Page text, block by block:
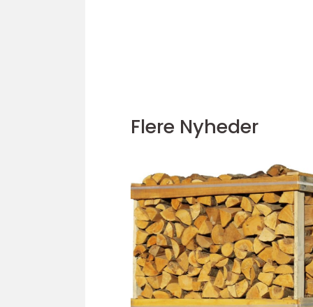
Flere Nyheder